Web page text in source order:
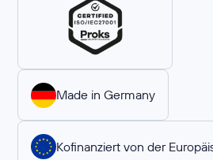
Made in Germany
Kofinanziert von der